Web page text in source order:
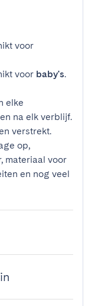
voor
voor baby's.
elke
na elk verblijf.
verstrekt.
op,
materiaal voor
en nog veel